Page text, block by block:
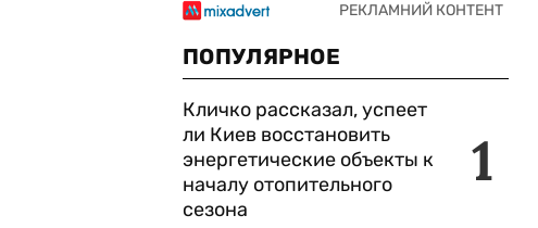
ПОПУЛЯРНОЕ
1
Кличко рассказал, успеет
ли Киев восстановить
энергетические объекты к
началу отопительного
сезона